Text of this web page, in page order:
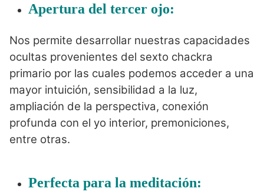
Apertura del tercer ojo:
Nos permite desarrollar nuestras capacidades
ocultas provenientes del sexto chackra
primario por las cuales podemos acceder a una
mayor intuición, sensibilidad a la luz,
ampliación de la perspectiva, conexión
profunda con el yo interior, premoniciones,
entre otras.
Perfecta para la meditación: